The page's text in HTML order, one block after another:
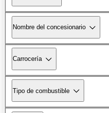
Nombre del concesionario
Carrocería
Tipo de combustible